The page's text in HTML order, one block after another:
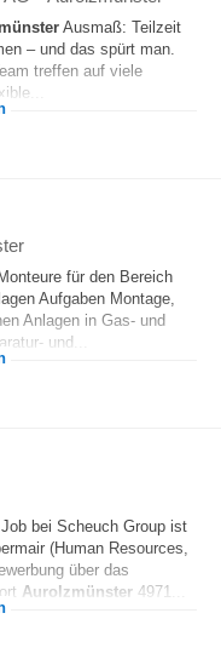
Ausmaß: Teilzeit
– und das spürt man.
treffen auf viele
für den Bereich
Aufgaben Montage,
Anlagen in Gas- und
und...
bei Scheuch Group ist
(Human Resources,
über das
Aurolzmünster 4971...